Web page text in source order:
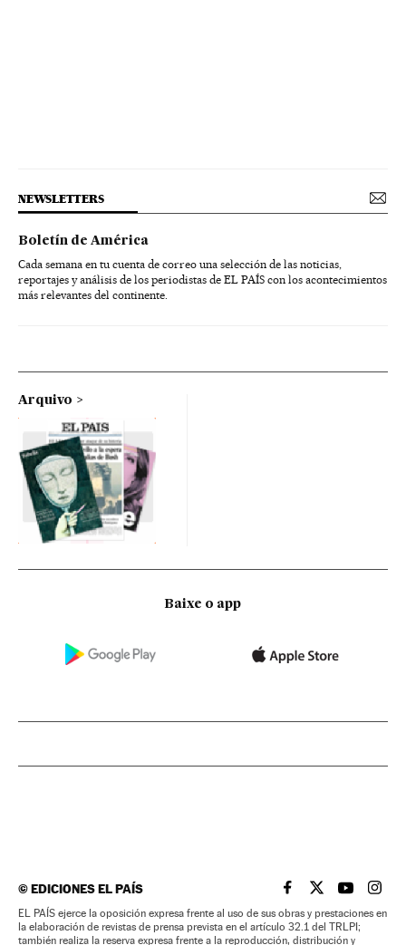
NEWSLETTERS
Boletín de América
Cada semana en tu cuenta de correo una selección de las noticias,
reportajes y análisis de los periodistas de EL PAÍS con los acontecimientos
más relevantes del continente.
Arquivo
Baixe o app
©EDICIONES EL PAÍS EL PAÍS BRASIL EN
EL PAÍSEL PAÍS
EL
EL PAÍS ejerce la oposición expresa frente al uso de sus obras y prestaciones en
la elaboración de revistas de prensa prevista en el artículo 32.1 del TRLPI;
también realiza la reserva expresa frente a la reproducción, distribución y